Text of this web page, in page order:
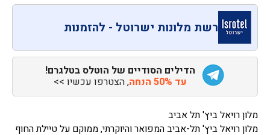
רשת מלונות ישרוטל - להזמנות
הדילים הסודיים של הוטלס בטלגרם!
עד 50% הנחה , הצטרפו עכשיו >>
מלון רויאל ביץ' תל אביב
מלון רויאל ביץ' תל-אביב המפואר והיוקרתי, ממוקם על טיילת החוף